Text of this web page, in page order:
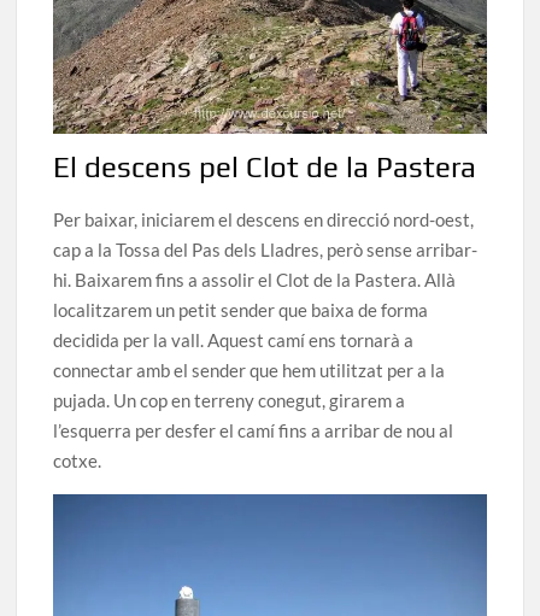
El descens pel Clot de la Pastera
Per baixar, iniciarem el descens en direcció nord-oest,
cap a la Tossa del Pas dels Lladres, però sense arribar-
hi. Baixarem fins a assolir el Clot de la Pastera. Allà
localitzarem un petit sender que baixa de forma
decidida per la vall. Aquest camí ens tornarà a
connectar amb el sender que hem utilitzat per a la
pujada. Un cop en terreny conegut, girarem a
l’esquerra per desfer el camí fins a arribar de nou al
cotxe.